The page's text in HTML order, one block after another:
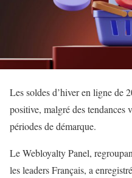
Les soldes d’hiver en ligne de
positive, malgré des tendances
périodes de démarque.
Le Webloyalty Panel,
les leaders Français, a